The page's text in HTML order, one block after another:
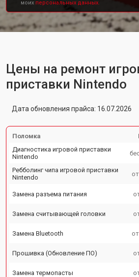
моих персональных данных.
Цены на ремонт
приставки Nintendo
Дата обновления прайса: 16.07.2026
Поломка
Диагностика игровой приставки
Nintendo
Ребболинг чипа игровой приставки
Nintendo
Замена разъема питания
Замена считывающей головки
Замена Bluetooth
Прошивка (Обновление ПО)
Замена термопасты